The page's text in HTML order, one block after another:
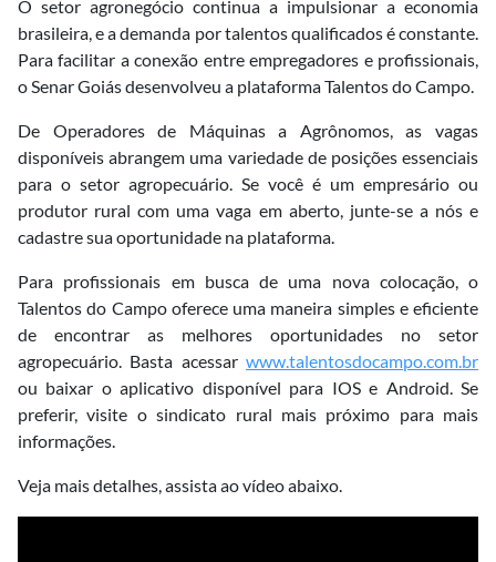
O setor agronegócio continua a impulsionar a economia
brasileira, e a demanda por talentos qualificados é constante.
Para facilitar a conexão entre empregadores e profissionais,
o Senar Goiás desenvolveu a plataforma Talentos do Campo.
De Operadores de Máquinas a Agrônomos, as vagas
disponíveis abrangem uma variedade de posições essenciais
para o setor agropecuário. Se você é um empresário ou
produtor rural com uma vaga em aberto, junte-se a nós e
cadastre sua oportunidade na plataforma.
Para profissionais em busca de uma nova colocação, o
Talentos do Campo oferece uma maneira simples e eficiente
de encontrar as melhores oportunidades no setor
agropecuário. Basta acessar www.talentosdocampo.com.br
ou baixar o aplicativo disponível para IOS e Android. Se
preferir, visite o sindicato rural mais próximo para mais
informações.
Veja mais detalhes, assista ao vídeo abaixo.